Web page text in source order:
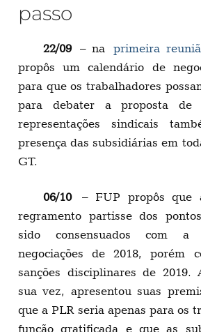
passo
22/09– naprimeira
propôs um calendário de
para que os trabalhadores
para debater a proposta de
representações sindicais
presença das subsidiárias em
GT.
06/10– FUP propôs que
regramento partisse dos
sido consensuados com a
negociações de 2018, porém
sanções disciplinares de 2019.
sua vez, apresentou suas
que a PLR seria apenas para os
função gratificada e que as